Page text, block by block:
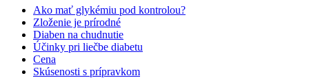
Ako mať glykémiu pod kontrolou?
Zloženie je prírodné
Diaben na chudnutie
Účinky pri liečbe diabetu
Cena
Skúsenosti s prípravkom